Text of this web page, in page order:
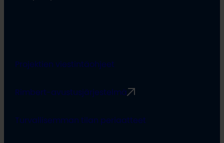
Projektien viestintäohjeet
Rimbert-avustusjärjestelmä
Turvallisemman tilan periaatteet